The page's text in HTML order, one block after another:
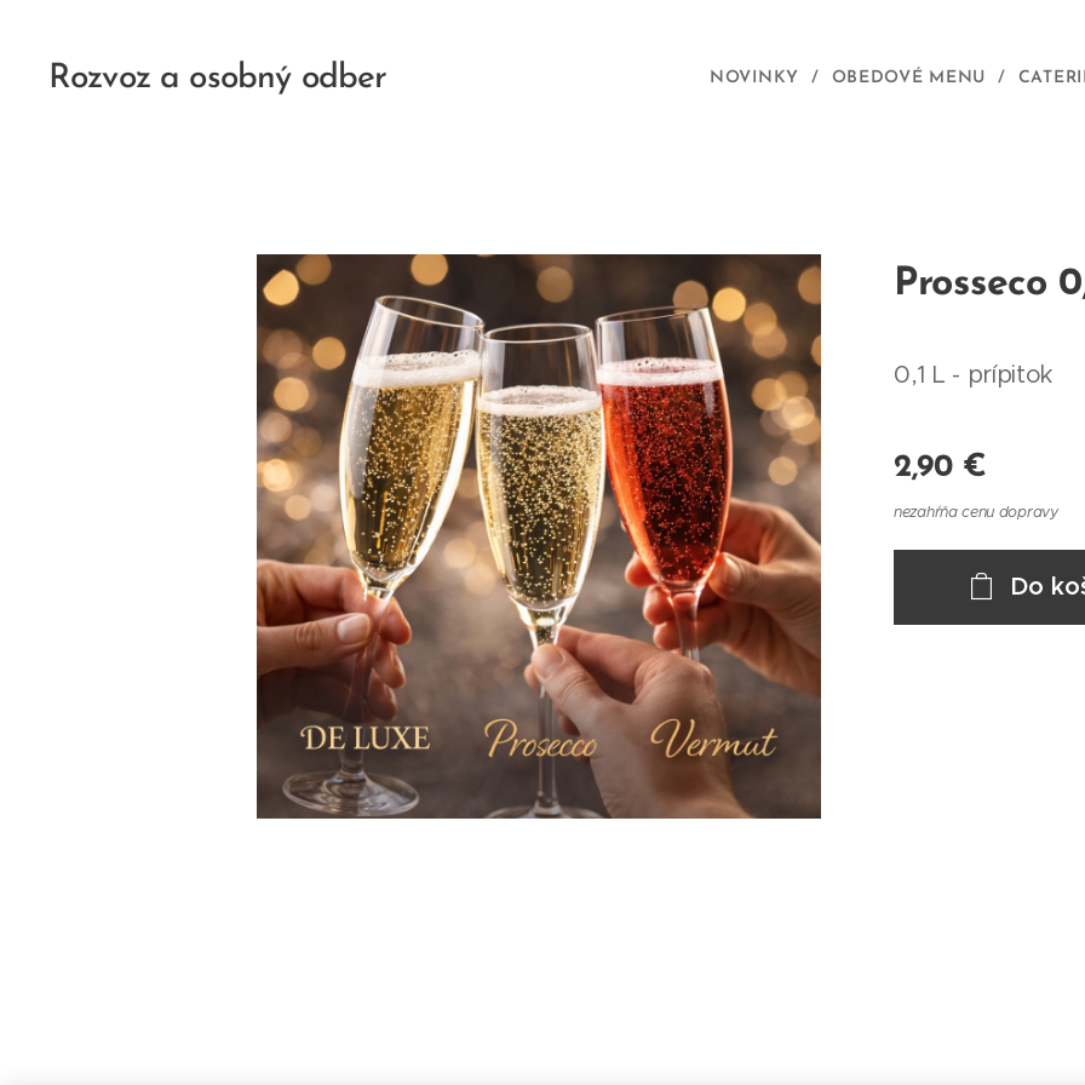
Rozvoz a osobný odber NOVINKY OBEDOVÉ MENU
Prosseco
0,1 L - prípitok
2,90€
nezahŕňa cenu dopravy
Do